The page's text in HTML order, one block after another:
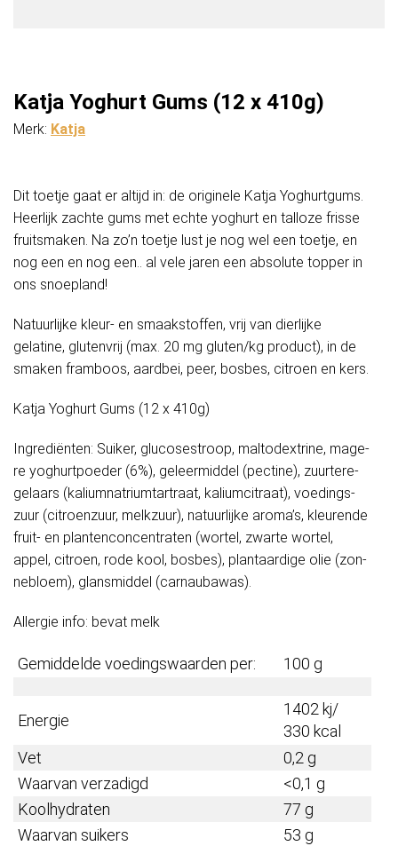
Katja Yoghurt Gums (12 x 410g)
Merk: Katja
Dit toetje gaat er altijd in: de originele Katja Yoghurtgums.
Heerlijk zachte gums met echte yoghurt en talloze frisse
fruitsmaken. Na zo’n toetje lust je nog wel een toetje, en
nog een en nog een.. al vele jaren een absolute topper in
ons snoepland!
Natuurlijke kleur- en smaakstoffen, vrij van dierlijke
gelatine, glutenvrij (max. 20 mg gluten/kg product), in de
smaken framboos, aardbei, peer, bosbes, citroen en kers.
Katja Yoghurt Gums (12 x 410g)
Ingrediënten: Sui­ker, glu­co­se­stroop, mal­todex­tri­ne, ma­ge­
re yog­hurt­poe­der (6%), ge­leer­mid­del (pec­ti­ne), zuur­te­re­
ge­laars (ka­li­um­na­tri­um­tar­t­raat, ka­li­um­ci­traat), voe­dings­
zuur (ci­troen­zuur, melk­zuur), natuurlijke aroma’s, kleurende
fruit- en plan­ten­con­cen­tra­ten (wortel, zwar­te wor­tel,
appel, ci­troen, ro­de kool, bos­bes), plant­aar­di­ge olie (zon­
ne­bloem), glans­mid­del (carnaubawas).
Allergie info: bevat melk
Gemiddelde voedingswaarden per: 100 g
Energie
1402 kj/
330 kcal
Vet
0,2 g
Waarvan verzadigd
<0,1 g
Koolhydraten
77 g
Waarvan suikers
53 g